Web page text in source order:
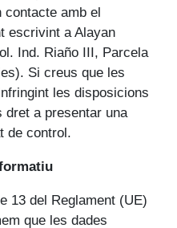
amb el
escrivint a Alayan
Ind. Riaño III, Parcela
Si creus que les
les disposicions
dret a presentar una
de control.
13 del Reglament (UE)
que les dades